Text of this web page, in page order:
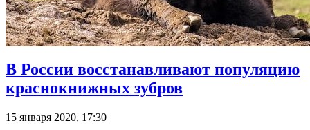
В России восстанавливают популяцию
краснокнижных зубров
15 января 2020, 17:30